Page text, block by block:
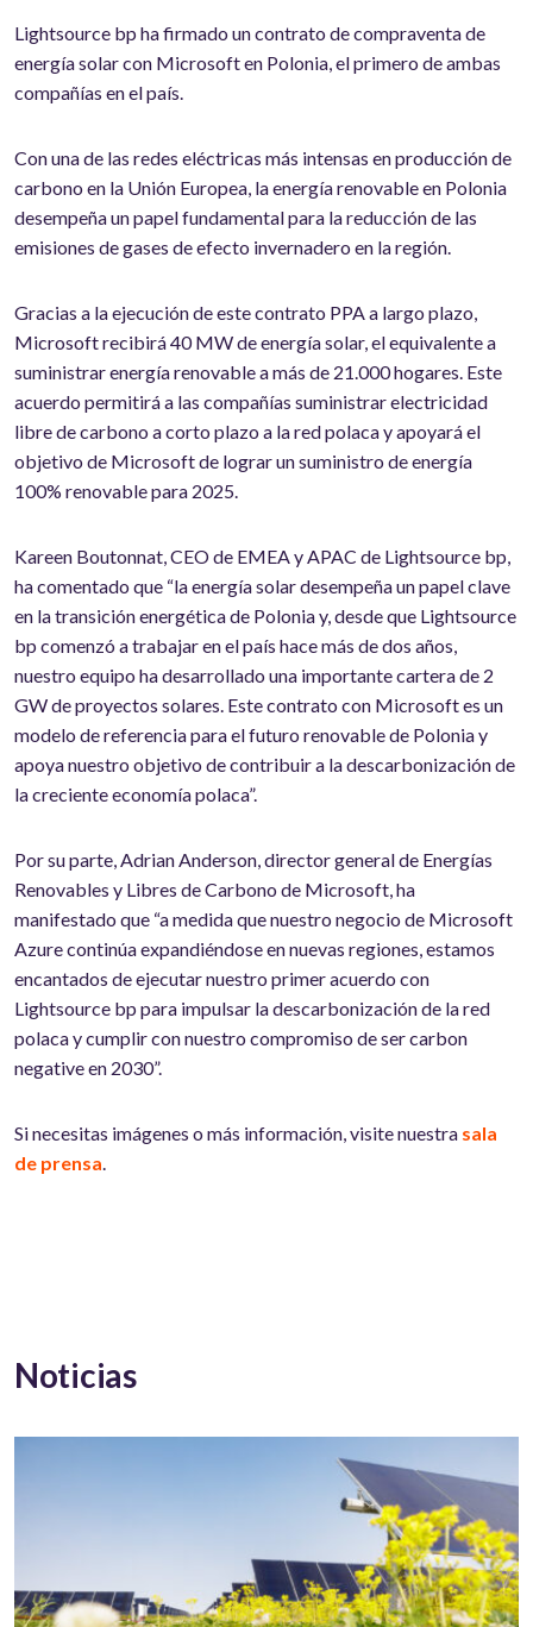
Lightsource bp ha firmado un contrato de compraventa de
energía solar con Microsoft en Polonia, el primero de ambas
compañías en el país.
Con una de las redes eléctricas más intensas en producción de
carbono en la Unión Europea, la energía renovable en Polonia
desempeña un papel fundamental para la reducción de las
emisiones de gases de efecto invernadero en la región.
Gracias a la ejecución de este contrato PPA a largo plazo,
Microsoft recibirá 40 MW de energía solar, el equivalente a
suministrar energía renovable a más de 21.000 hogares. Este
acuerdo permitirá a las compañías suministrar electricidad
libre de carbono a corto plazo a la red polaca y apoyará el
objetivo de Microsoft de lograr un suministro de energía
100% renovable para 2025.
Kareen Boutonnat, CEO de EMEA y APAC de Lightsource bp,
ha comentado que “la energía solar desempeña un papel clave
en la transición energética de Polonia y, desde que Lightsource
bp comenzó a trabajar en el país hace más de dos años,
nuestro equipo ha desarrollado una importante cartera de 2
GW de proyectos solares. Este contrato con Microsoft es un
modelo de referencia para el futuro renovable de Polonia y
apoya nuestro objetivo de contribuir a la descarbonización de
la creciente economía polaca”.
Por su parte, Adrian Anderson, director general de Energías
Renovables y Libres de Carbono de Microsoft, ha
manifestado que “a medida que nuestro negocio de Microsoft
Azure continúa expandiéndose en nuevas regiones, estamos
encantados de ejecutar nuestro primer acuerdo con
Lightsource bp para impulsar la descarbonización de la red
polaca y cumplir con nuestro compromiso de ser carbon
negative en 2030”.
Si necesitas imágenes o más información, visite nuestra sala
de prensa.
Noticias